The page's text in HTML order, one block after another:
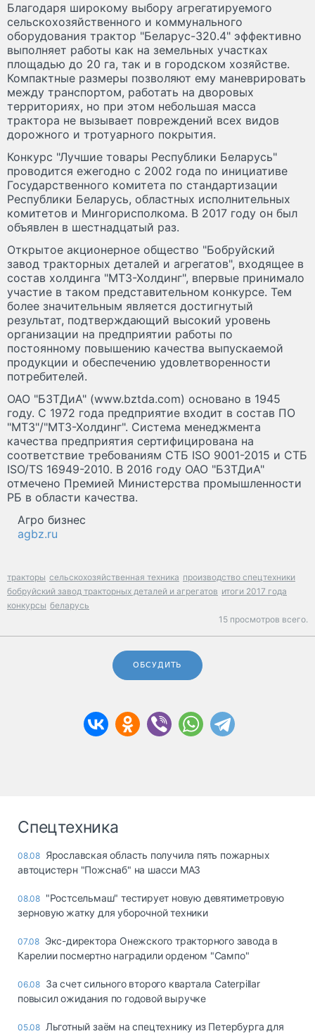
Благодаря широкому выбору агрегатируемого
сельскохозяйственного и коммунального
оборудования трактор "Беларус-320.4" эффективно
выполняет работы как на земельных участках
площадью до 20 га, так и в городском хозяйстве.
Компактные размеры позволяют ему маневрировать
между транспортом, работать на дворовых
территориях, но при этом небольшая масса
трактора не вызывает повреждений всех видов
дорожного и тротуарного покрытия.
Конкурс "Лучшие товары Республики Беларусь"
проводится ежегодно с 2002 года по инициативе
Государственного комитета по стандартизации
Республики Беларусь, областных исполнительных
комитетов и Мингорисполкома. В 2017 году он был
объявлен в шестнадцатый раз.
Открытое акционерное общество "Бобруйский
завод тракторных деталей и агрегатов", входящее в
состав холдинга "МТЗ-Холдинг", впервые принимало
участие в таком представительном конкурсе. Тем
более значительным является достигнутый
результат, подтверждающий высокий уровень
организации на предприятии работы по
постоянному повышению качества выпускаемой
продукции и обеспечению удовлетворенности
потребителей.
ОАО "БЗТДиА" (www.bztda.com) основано в 1945
году. С 1972 года предприятие входит в состав ПО
"МТЗ"/"МТЗ-Холдинг". Система менеджмента
качества предприятия сертифицирована на
соответствие требованиям СТБ ISO 9001-2015 и СТБ
ISO/TS 16949-2010. В 2016 году ОАО "БЗТДиА"
отмечено Премией Министерства промышленности
РБ в области качества.
Агро бизнес
agbz.ru
тракторы сельскохозяйственная техника производство спецтехники
бобруйский завод тракторных деталей и агрегатов итоги 2017 года
конкурсы беларусь
15 просмотров всего.
ОБСУДИТЬ
Спецтехника
08.08 Ярославская область получила пять пожарных
автоцистерн "Пожснаб" на шасси МАЗ
08.08 "Ростсельмаш" тестирует новую девятиметровую
зерновую жатку для уборочной техники
07.08 Экс-директора Онежского тракторного завода в
Карелии посмертно наградили орденом "Сампо"
06.08 За счет сильного второго квартала Caterpillar
повысил ожидания по годовой выручке
05.08 Льготный заём на спецтехнику из Петербурга для